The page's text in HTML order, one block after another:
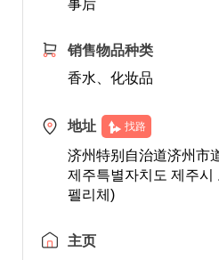
事后
销售物品种类
香水、化妆品
地址 找路
济州特别自治道济州市
제주특별자치도 제주시
펠리체)
主页